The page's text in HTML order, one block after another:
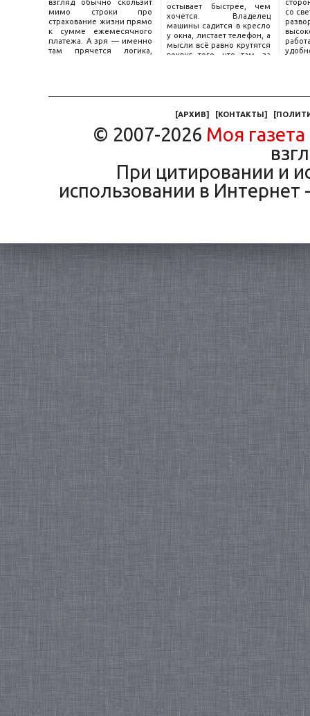
взгляд обычно скользит
мимо строки про
страхование жизни прямо
к сумме ежемесячного
платежа. А зря — именно
там прячется логика,
остывает быстрее, чем
хочется. Владелец
машины садится в кресло
у окна, листает телефон, а
мысли всё равно крутятся
вокруг того, что там, за
со
[АРХИВ] [КОНТАКТЫ] [
© 2007-2026 Моя газета
При цитировании и
использовании в Интернет